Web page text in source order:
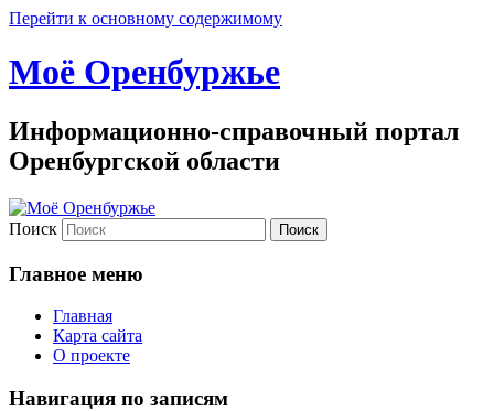
Перейти к основному содержимому
Моё Оренбуржье
Информационно-справочный портал
Оренбургской области
Поиск
Главное меню
Главная
Карта сайта
О проекте
Навигация по записям